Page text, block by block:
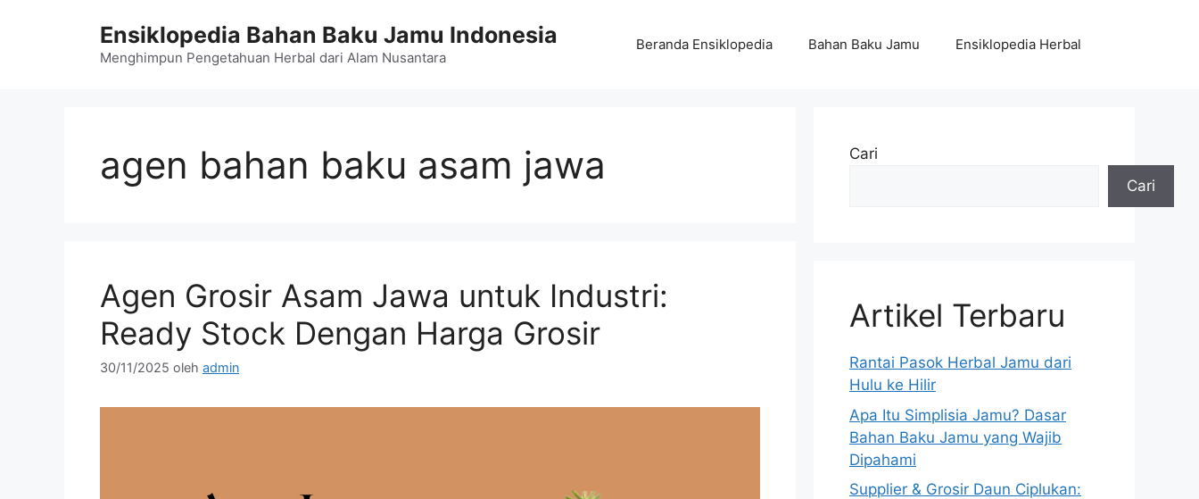
Ensiklopedia Bahan Baku Jamu Indonesia
Menghimpun Pengetahuan Herbal dari Alam Nusantara
Beranda Ensiklopedia Bahan Baku Jamu Ensiklopedia Herbal
agen bahan baku asam jawa
Agen Grosir Asam Jawa untuk Industri:
Ready Stock Dengan Harga Grosir
30/11/2025 oleh admin
Cari
Cari
Artikel Terbaru
Rantai Pasok Herbal Jamu dari
Hulu ke Hilir
Apa Itu Simplisia Jamu? Dasar
Bahan Baku Jamu yang Wajib
Dipahami
Supplier & Grosir Daun Ciplukan: